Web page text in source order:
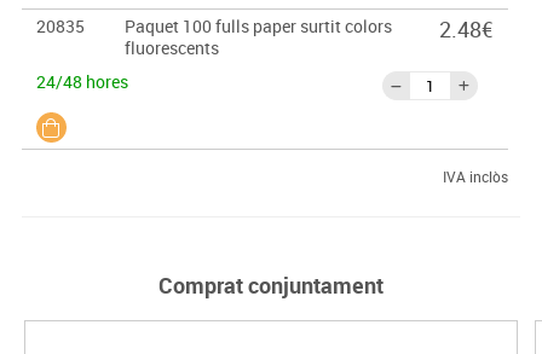
20835
Paquet 100 fulls paper surtit colors
fluorescents
24/48 hores
2.48€
IVA inclòs
Comprat conjuntament